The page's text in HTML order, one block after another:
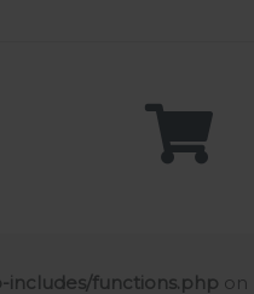
functions.php on